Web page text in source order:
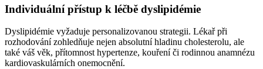
Individuální přístup k léčbě dyslipidémie
Dyslipidémie vyžaduje personalizovanou strategii. Lékař při
rozhodování zohledňuje nejen absolutní hladinu cholesterolu, ale
také váš věk, přítomnost hypertenze, kouření či rodinnou anamnézu
kardiovaskulárních onemocnění.